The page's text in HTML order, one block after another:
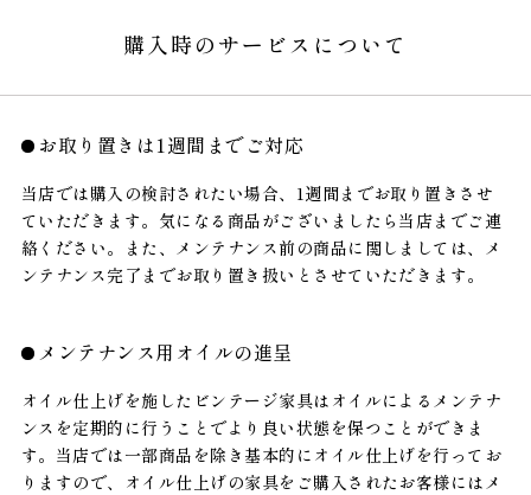
購入時のサービスについて
お取り置きは1週間までご対応
当店では購入の検討されたい場合、1週間までお取り置きさせ
ていただきます。気になる商品がございましたら当店までご連
絡ください。また、メンテナンス前の商品に関しましては、メ
ンテナンス完了までお取り置き扱いとさせていただきます。
メンテナンス用オイルの進呈
オイル仕上げを施したビンテージ家具はオイルによるメンテナ
ンスを定期的に行うことでより良い状態を保つことができま
す。当店では一部商品を除き基本的にオイル仕上げを行ってお
りますので、オイル仕上げの家具をご購入されたお客様にはメ